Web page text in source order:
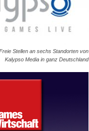
Stellen an sechs Standorten von
Kalypso Media in ganz Deutschland